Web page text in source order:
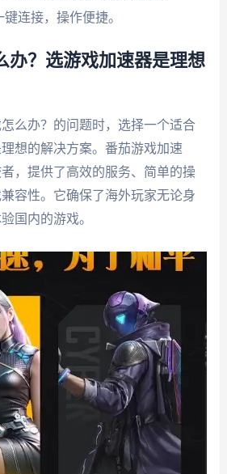
连接，操作便捷。
办？选游戏加速器是理想
么办？的问题时，选择一个适合
想的解决方案。番茄游戏加速
，提供了高效的服务、简单的操
容性。它确保了海外玩家无论身
国内的游戏。